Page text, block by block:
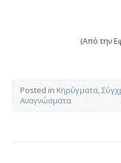
(Από την
Posted in Κηρύγματα,
Αναγνώσματα